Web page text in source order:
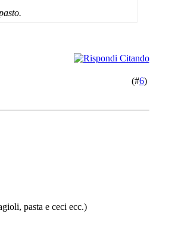
(#6)
pasta e ceci ecc.)